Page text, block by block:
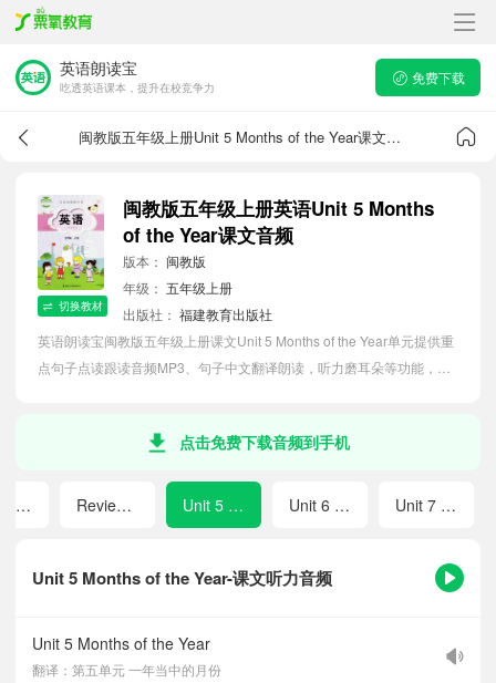
英语朗读宝
吃透英语课本，提升在校竞争力
免费下载
闽教版五年级上册Unit 5 Months of the Year课文音频
切换教材
闽教版五年级上册英语Unit 5 Months
of the Year课文音频
版本： 闽教版
年级： 五年级上册
出版社： 福建教育出版社
英语朗读宝闽教版五年级上册课文Unit 5 Months of the Year单元提供重
点句子点读跟读音频MP3、句子中文翻译朗读，听力磨耳朵等功能，内
点击免费下载音频到手机
Unit 5 Months of the Year-课文听力音频
Unit 5 Months of the Year
翻译：第五单元 一年当中的月份
Unit 4 Weekend Activities Review 1 Unit 5 Months of the Year Unit 6 Asking the Way Unit 7 Making Phone Calls